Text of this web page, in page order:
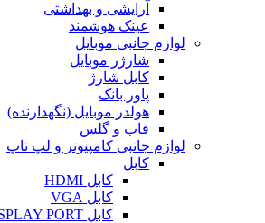
آرایشی و بهداشتی
عینک هوشمند
لوازم جانبی موبایل
شارژر موبایل
کابل شارژ
پاور بانک
هولدر موبایل (نگهدارنده)
قاب و گلس
لوازم جانبی کامپیوتر و لپ تاپ
کابل
کابل HDMI
کابل VGA
کابل DISPLAY PORT